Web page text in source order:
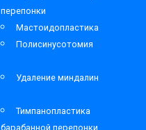
перепонки
Мастоидопластика
Полисинусотомия
Удаление миндалин
Тимпанопластика
барабанной перепонки